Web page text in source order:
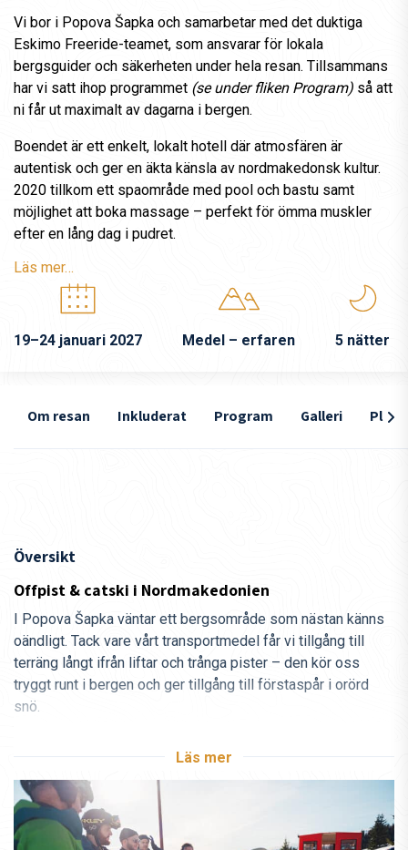
Vi bor i Popova Šapka och samarbetar med det duktiga
Eskimo Freeride-teamet, som ansvarar för lokala
bergsguider och säkerheten under hela resan. Tillsammans
har vi satt ihop programmet (se under fliken Program) så att
ni får ut maximalt av dagarna i bergen.
Boendet är ett enkelt, lokalt hotell där atmosfären är
autentisk och ger en äkta känsla av nordmakedonsk kultur.
2020 tillkom ett spaområde med pool och bastu samt
möjlighet att boka massage – perfekt för ömma muskler
efter en lång dag i pudret.
Läs mer…
19–24 januari 2027 Medel – erfaren 5 nätter
Om resan Inkluderat Program Galleri Plats
Översikt
Offpist & catski i Nordmakedonien
I Popova Šapka väntar ett bergsområde som nästan känns
oändligt. Tack vare vårt transportmedel får vi tillgång till
terräng långt ifrån liftar och trånga pister – den kör oss
tryggt runt i bergen och ger tillgång till förstaspår i orörd
snö.
64 åkare utspridda över de enorma bergssidorna. Med cirka
2 400 fallhöjdsmeter i snitt per dag finns det gott om
terräng att utforska och massor av utrymme att utvecklas i.
Säkerheten är alltid högsta prioritet, med oss har vi därför
Läs mer